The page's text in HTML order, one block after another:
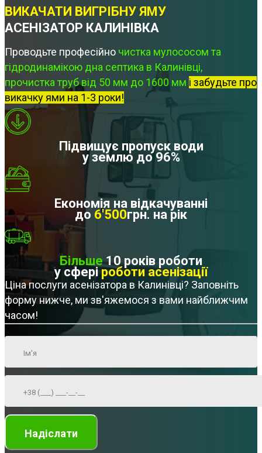
ВИКАЧАТИ ВИГРІБНУ ЯМУ
АСЕНІЗАТОР КАЛИНІВКА
Проводьте професійно чистка мулососом та
гідродинамікою дна септика в Калинівці,
прочистка труб від 50 мм до 1600 мм і забудьте про
викачку ями на 1-3 роки!
Підвищує пропуск води
у землю до 96%
Економія на відкачуванні
до 6'500грн. на рік
Більше10 років роботи
у сфері роботи асенізації
Ціна послуги асенізатора в Калинівці? Заповніть
форму нижче, ми зв'яжемося з вами найближчим
часом!